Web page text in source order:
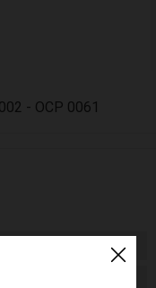
- OCP 0061
01A NM300/2002